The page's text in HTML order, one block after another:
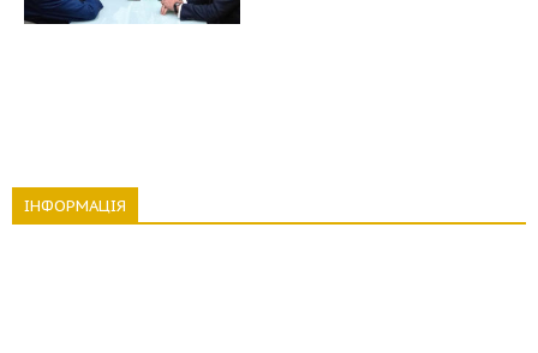
ІНФОРМАЦІЯ